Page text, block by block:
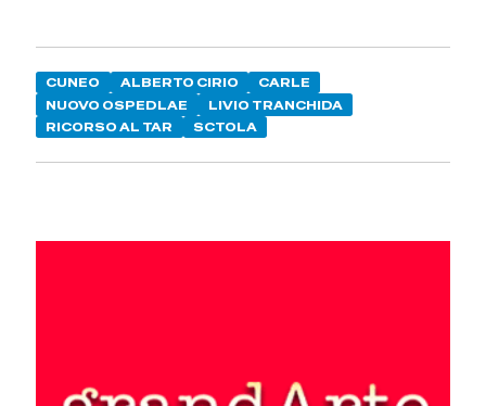
CUNEO ALBERTO CIRIO
CARLE
NUOVO OSPEDLAE
LIVIO TRANCHIDA
RICORSO AL TAR
SCTOLA